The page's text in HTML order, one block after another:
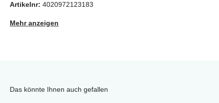
Artikelnr: 4020972123183
Mehr anzeigen
Das könnte Ihnen auch gefallen